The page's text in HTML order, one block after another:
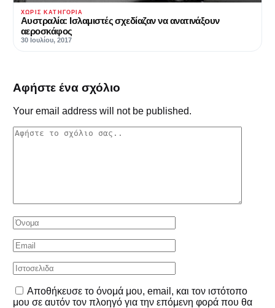
ΧΩΡΊΣ ΚΑΤΗΓΟΡΊΑ
Αυστραλία: Ισλαμιστές σχεδίαζαν να ανατινάξουν
αεροσκάφος
30 Ιουλίου, 2017
Αφήστε ένα σχόλιο
Your email address will not be published.
Αποθήκευσε το όνομά μου, email, και τον ιστότοπο
μου σε αυτόν τον πλοηγό για την επόμενη φορά που θα